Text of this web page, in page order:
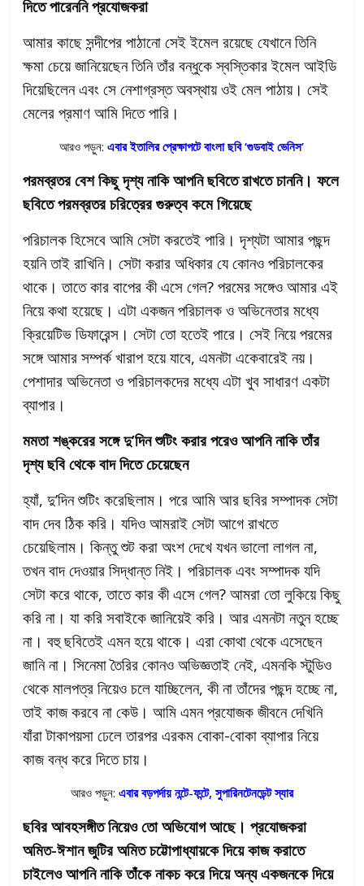
দিতে পারেননি প্রযোজকরা
আমার কাছে সন্দীপের পাঠানো সেই ইমেল রয়েছে যেখানে তিনি
ক্ষমা চেয়ে জানিয়েছেন তিনি তাঁর বন্ধুকে স্বস্তিকার ইমেল আইডি
দিয়েছিলেন এবং সে নেশাগ্রস্ত অবস্থায় ওই মেল পাঠায়। সেই
মেলের প্রমাণ আমি দিতে পারি।
আরও পড়ুন:এবার ইতালির প্রেক্ষাপটে বাংলা ছবি ‘গুডবাই ভেনিস’
পরমব্রতর বেশ কিছু দৃশ্য নাকি আপনি ছবিতে রাখতে চাননি। ফলে
ছবিতে পরমব্রতর চরিত্রের গুরুত্ব কমে গিয়েছে
পরিচালক হিসেবে আমি সেটা করতেই পারি। দৃশ্যটা আমার পছন্দ
হয়নি তাই রাখিনি। সেটা করার অধিকার যে কোনও পরিচালকের
থাকে। তাতে কার বাপের কী এসে গেল? পরমের সঙ্গেও আমার এই
নিয়ে কথা হয়েছে। এটা একজন পরিচালক ও অভিনেতার মধ্যে
ক্রিয়েটিভ ডিফারেন্স। সেটা তো হতেই পারে। সেই নিয়ে পরমের
সঙ্গে আমার সম্পর্ক খারাপ হয়ে যাবে, এমনটা একেবারেই নয়।
পেশাদার অভিনেতা ও পরিচালকদের মধ্যে এটা খুব সাধারণ একটা
ব্যাপার।
মমতা শঙ্করের সঙ্গে দু’দিন শুটিং করার পরেও আপনি নাকি তাঁর
দৃশ্য ছবি থেকে বাদ দিতে চেয়েছেন
হ্যাঁ, দু’দিন শুটিং করেছিলাম। পরে আমি আর ছবির সম্পাদক সেটা
বাদ দেব ঠিক করি। যদিও আমরাই সেটা আগে রাখতে
চেয়েছিলাম। কিন্তু শুট করা অংশ দেখে যখন ভালো লাগল না,
তখন বাদ দেওয়ার সিদ্ধান্ত নিই। পরিচালক এবং সম্পাদক যদি
সেটা করে থাকে, তাতে কার কী এসে গেল? আমরা তো লুকিয়ে কিছু
করি না। যা করি সবাইকে জানিয়েই করি। আর এমনটা নতুন হচ্ছে
না। বহু ছবিতেই এমন হয়ে থাকে। এরা কোথা থেকে এসেছেন
জানি না। সিনেমা তৈরির কোনও অভিজ্ঞতাই নেই, এমনকি স্টুডিও
থেকে মালপত্র নিয়েও চলে যাচ্ছিলেন, কী না তাঁদের পছন্দ হচ্ছে না,
তাই কাজ করবে না কেউ। আমি এমন প্রযোজক জীবনে দেখিনি
যাঁরা টাকাপয়সা ঢেলে তারপর এরকম বোকা-বোকা ব্যাপার নিয়ে
কাজ বন্ধ করে দিতে চায়।
আরও পড়ুন: এবার বড়পর্দায় নন্টে-ফন্টে, সুপারিনটেনডেন্ট স্যার
ছবির আবহসঙ্গীত নিয়েও তো অভিযোগ আছে। প্রযোজকরা
অমিত-ঈশান জুটির অমিত চট্টোপাধ্যায়কে দিয়ে কাজ করাতে
চাইলেও আপনি নাকি তাঁকে নাকচ করে দিয়ে অন্য একজনকে দিয়ে